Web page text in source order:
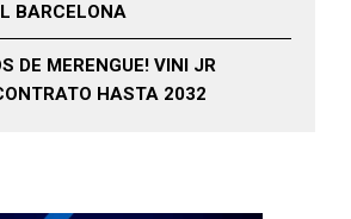
BARCELONA
DE MERENGUE! VINI JR
HASTA 2032